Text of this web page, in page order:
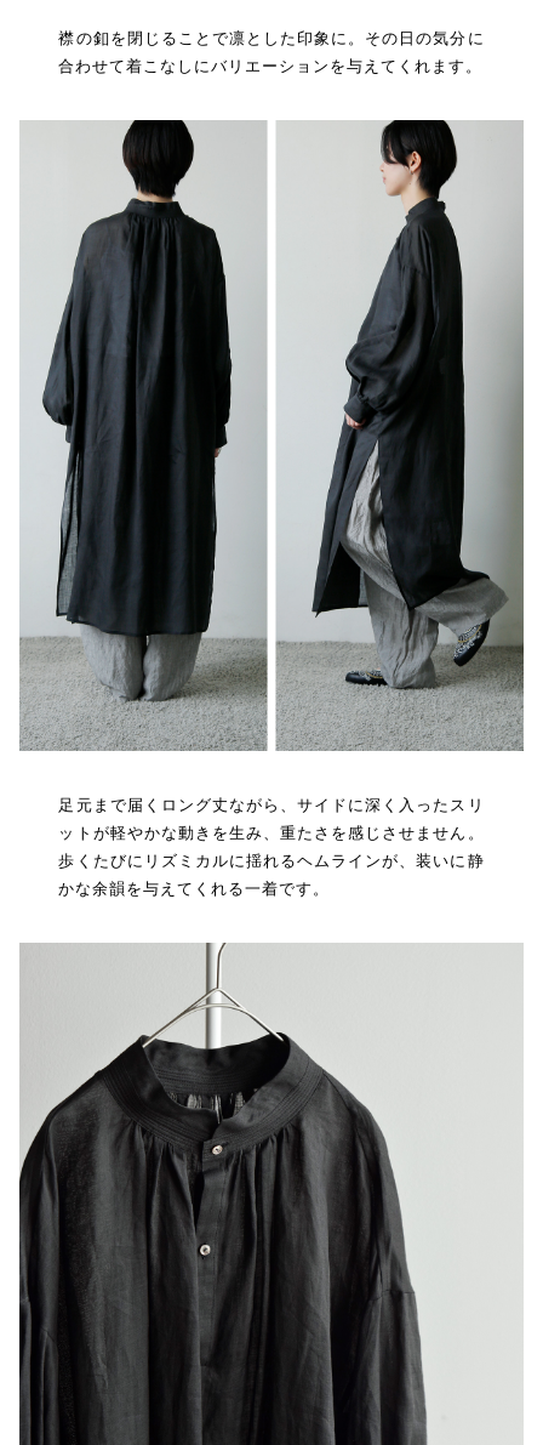
襟の釦を閉じることで凛とした印象に。その日の気分に
合わせて着こなしにバリエーションを与えてくれます。
足元まで届くロング丈ながら、サイドに深く入ったスリ
ットが軽やかな動きを生み、重たさを感じさせません。
歩くたびにリズミカルに揺れるヘムラインが、装いに静
かな余韻を与えてくれる一着です。